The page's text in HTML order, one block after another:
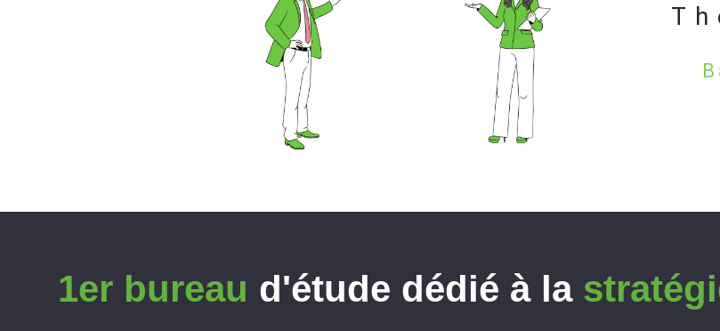
1er bureau d'étude dédié à la